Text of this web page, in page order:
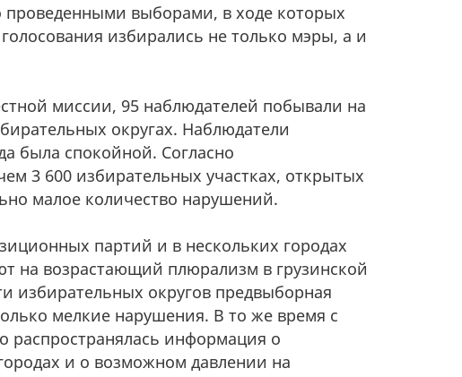
выборами, в ходе которых
избирались не только мэры, а и
миссии, 95 наблюдателей побывали на
округах. Наблюдатели
была спокойной. Согласно
3 600 избирательных участках, открытых
малое количество нарушений.
партий и в нескольких городах
на возрастающий плюрализм в грузинской
избирательных округов предвыборная
мелкие нарушения. В то же время с
распространялась информация о
и о возможном давлении на